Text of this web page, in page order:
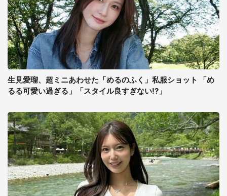
生見愛瑠、超ミニあわせた「めるのふく」私服ショット 「め
るる可愛い過ぎる」「スタイル良すぎない!?」